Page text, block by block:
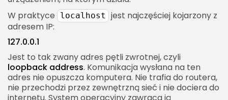
W praktyce
localhost
jest najczęściej kojarzony z
adresem IP:
127.0.0.1
Jest to tak zwany adres pętli zwrotnej, czyli
loopback address. Komunikacja wysłana na ten
adres nie opuszcza komputera. Nie trafia do routera,
nie przechodzi przez zewnętrzną sieć i nie dociera do
Localhost a HTTPS
Kiedy potrzebujesz HTTPS na localhost?
Certyfikat SSL na localhost
Localhost a DNS
Localhost jako nazwa zarezerwowana
Lokalne domeny developerskie